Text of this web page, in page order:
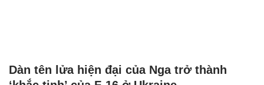
Dàn tên lửa hiện đại của Nga trở thành